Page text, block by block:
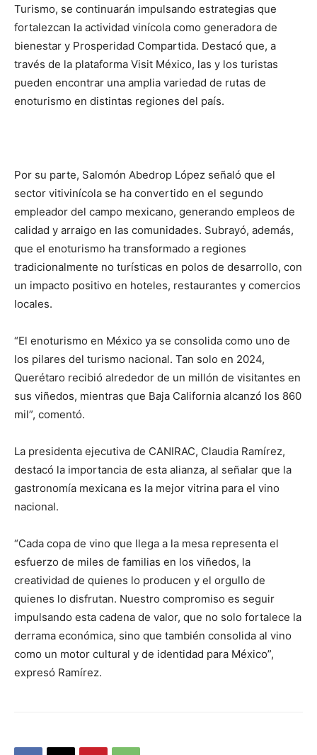
Turismo, se continuarán impulsando estrategias que
fortalezcan la actividad vinícola como generadora de
bienestar y Prosperidad Compartida. Destacó que, a
través de la plataforma Visit México, las y los turistas
pueden encontrar una amplia variedad de rutas de
enoturismo en distintas regiones del país.
Por su parte, Salomón Abedrop López señaló que el
sector vitivinícola se ha convertido en el segundo
empleador del campo mexicano, generando empleos de
calidad y arraigo en las comunidades. Subrayó, además,
que el enoturismo ha transformado a regiones
tradicionalmente no turísticas en polos de desarrollo, con
un impacto positivo en hoteles, restaurantes y comercios
locales.
“El enoturismo en México ya se consolida como uno de
los pilares del turismo nacional. Tan solo en 2024,
Querétaro recibió alrededor de un millón de visitantes en
sus viñedos, mientras que Baja California alcanzó los 860
mil”, comentó.
La presidenta ejecutiva de CANIRAC, Claudia Ramírez,
destacó la importancia de esta alianza, al señalar que la
gastronomía mexicana es la mejor vitrina para el vino
nacional.
“Cada copa de vino que llega a la mesa representa el
esfuerzo de miles de familias en los viñedos, la
creatividad de quienes lo producen y el orgullo de
quienes lo disfrutan. Nuestro compromiso es seguir
impulsando esta cadena de valor, que no solo fortalece la
derrama económica, sino que también consolida al vino
como un motor cultural y de identidad para México”,
expresó Ramírez.